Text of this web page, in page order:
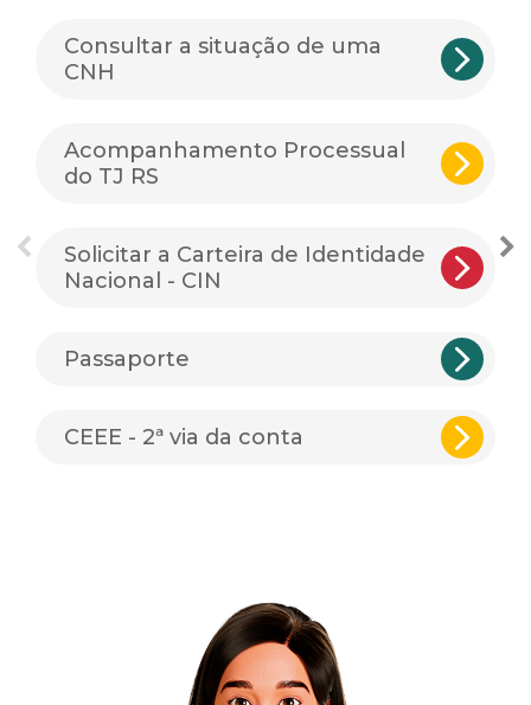
Consultar a situação de uma
CNH
Acompanhamento Processual
do TJ RS
Solicitar a Carteira de Identidade
Nacional - CIN
Passaporte
CEEE - 2ª via da conta